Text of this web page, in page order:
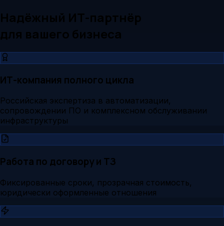
Надёжный ИТ-партнёр
для вашего бизнеса
ИТ-компания полного цикла
Российская экспертиза в автоматизации,
сопровождении ПО и комплексном обслуживании
инфраструктуры
Работа по договору и ТЗ
Фиксированные сроки, прозрачная стоимость,
юридически оформленные отношения